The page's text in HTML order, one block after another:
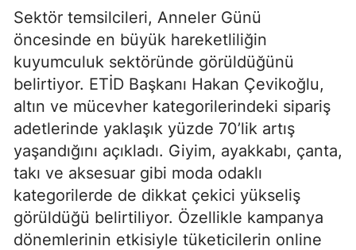
Sektör temsilcileri, Anneler Günü
öncesinde en büyük hareketliliğin
kuyumculuk sektöründe görüldüğünü
belirtiyor. ETİD Başkanı Hakan Çevikoğlu,
altın ve mücevher kategorilerindeki sipariş
adetlerinde yaklaşık yüzde 70’lik artış
yaşandığını açıkladı. Giyim, ayakkabı, çanta,
takı ve aksesuar gibi moda odaklı
kategorilerde de dikkat çekici yükseliş
görüldüğü belirtiliyor. Özellikle kampanya
dönemlerinin etkisiyle tüketicilerin online